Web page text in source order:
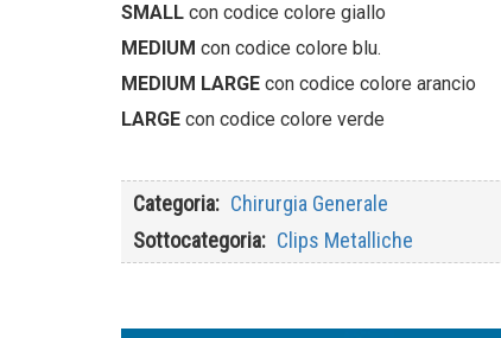
SMALL con codice colore giallo
MEDIUM con codice colore blu.
MEDIUM LARGE con codice colore arancio
LARGE con codice colore verde
Categoria
Chirurgia Generale
Sottocategoria
Clips Metalliche